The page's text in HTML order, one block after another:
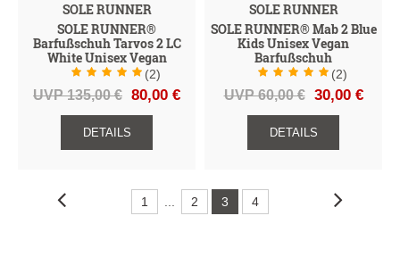
SOLE RUNNER
SOLE RUNNER®
Barfußschuh Tarvos 2 LC
White Unisex Vegan
(2)
UVP 135,00 € 80,00 €
DETAILS
SOLE RUNNER
SOLE RUNNER® Mab 2 Blue
Kids Unisex Vegan
Barfußschuh
(2)
UVP 60,00 € 30,00 €
DETAILS
1 ... 2 3 4